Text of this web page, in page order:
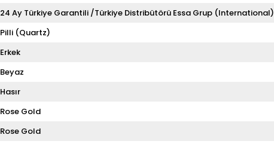
24 Ay Türkiye Garantili /Türkiye Distribütörü Essa Grup (International)
Pilli (Quartz)
Erkek
Beyaz
Hasır
Rose Gold
Rose Gold